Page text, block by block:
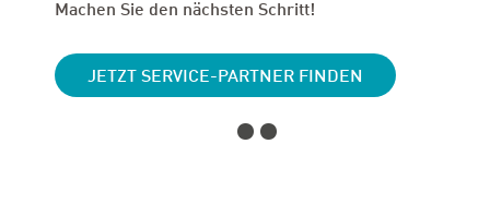
Machen Sie den nächsten Schritt!
JETZT SERVICE-PARTNER FINDEN